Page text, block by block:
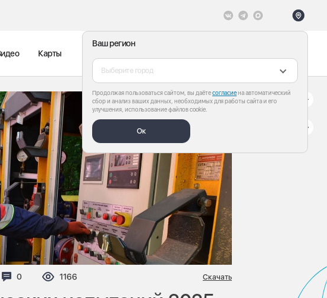
Ваш регион
Выберите город
Продолжая пользоваться сайтом, вы даётесогласиена автоматический
сбор и анализ ваших данных, необходимых для работы сайта и его
улучшения, использование файлов cookie.
Ок
Карты
Комментариев:
0 Просмотров:
1166 Скачать